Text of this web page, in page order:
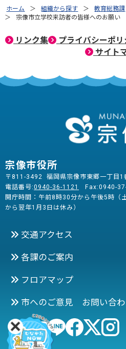
ホーム 組織から探す
教育総務課
宗像市立学校来訪者の皆様へのお願い
リンク集 プライバシーポリ
サイト
宗像市役所
〒811-3492 福岡県宗像市東郷一丁目1
電話番号:0940-36-1121
Fax:0940-
開庁時間：午前8時30分から午後5時（
から翌年1月3日は休み）
交通アクセス
各課のご案内
フロアマップ
市へのご意見 お問い合